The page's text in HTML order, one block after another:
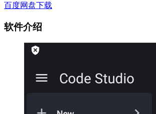
百度网盘下载
软件介绍